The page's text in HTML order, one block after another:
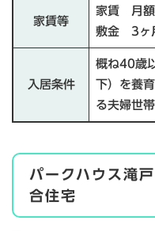
家賃等
家賃 月額
敷金 3ヶ
入居条件
概ね40歳
下）を養
る夫婦世帯
パークハウス滝
合住宅